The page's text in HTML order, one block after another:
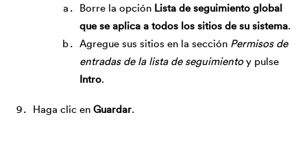
Borre la opción Lista de seguimiento global
que se aplica a todos los sitios de su sistema.
Agregue sus sitios en la sección Permisos de
entradas de la lista de seguimientoy pulse
Intro.
Haga clic en Guardar.